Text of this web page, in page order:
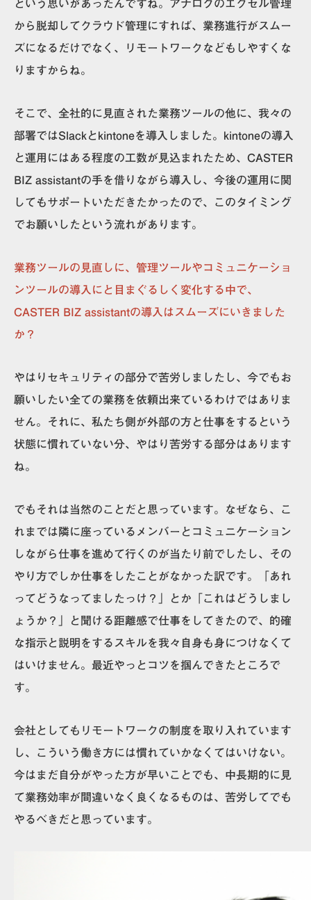
という思いがあったんですね。アナログのエクセル管理
から脱却してクラウド管理にすれば、業務進行がスムー
ズになるだけでなく、リモートワークなどもしやすくな
りますからね。
そこで、全社的に見直された業務ツールの他に、我々の
部署ではSlackとkintoneを導入しました。kintoneの導入
と運用にはある程度の工数が見込まれたため、CASTER
BIZ assistantの手を借りながら導入し、今後の運用に関
してもサポートいただきたかったので、このタイミング
でお願いしたという流れがあります。
業務ツールの見直しに、管理ツールやコミュニケーショ
ンツールの導入にと目まぐるしく変化する中で、
CASTER BIZ assistantの導入はスムーズにいきました
か？
やはりセキュリティの部分で苦労しましたし、今でもお
願いしたい全ての業務を依頼出来ているわけではありま
せん。それに、私たち側が外部の方と仕事をするという
状態に慣れていない分、やはり苦労する部分はあります
ね。
でもそれは当然のことだと思っています。なぜなら、こ
れまでは隣に座っているメンバーとコミュニケーション
しながら仕事を進めて行くのが当たり前でしたし、その
やり方でしか仕事をしたことがなかった訳です。「あれ
ってどうなってましたっけ？」とか「これはどうしまし
ょうか？」と聞ける距離感で仕事をしてきたので、的確
な指示と説明をするスキルを我々自身も身につけなくて
はいけません。最近やっとコツを掴んできたところで
す。
会社としてもリモートワークの制度を取り入れています
し、こういう働き方には慣れていかなくてはいけない。
今はまだ自分がやった方が早いことでも、中長期的に見
て業務効率が間違いなく良くなるものは、苦労してでも
やるべきだと思っています。